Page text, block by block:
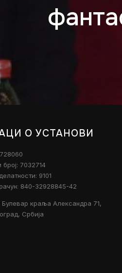
О УСТАНОВИ
број: 7032714
9101
840-32928845-42
Булевар краља Александра 71,
Србија